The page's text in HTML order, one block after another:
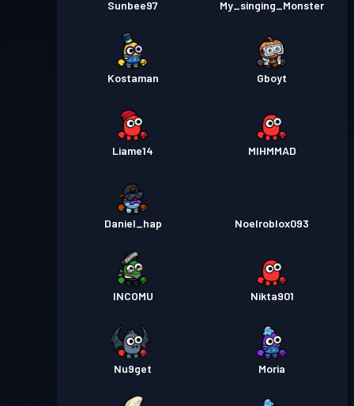
Sunbee97 My_singing_Monster
Kostaman Gboyt
Liame14 MIHMMAD
Daniel_hap Noelroblox093
INCOMU Nikta901
Nu9get Moria